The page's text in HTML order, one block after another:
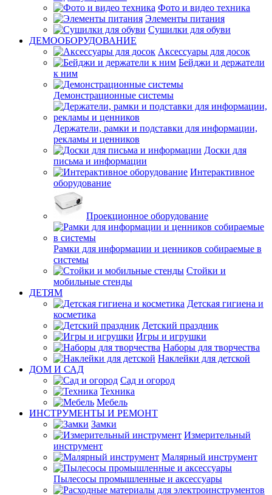
Фото и видео техника
Элементы питания
Сушилки для обуви
ДЕМООБОРУДОВАНИЕ
Аксессуары для досок
Бейджи и держатели
к ним
Демонстрационные системы
Держатели, рамки и подставки для информации,
рекламы и ценников
Доски для
письма и информации
Интерактивное
оборудование
Проекционное оборудование
Рамки для информации и ценников собираемые в
системы
Стойки и
мобильные стенды
ДЕТЯМ
Детская гигиена и
косметика
Детский праздник
Игры и игрушки
Наборы для творчества
Наклейки для детской
ДОМ И САД
Сад и огород
Техника
Мебель
ИНСТРУМЕНТЫ И РЕМОНТ
Замки
Измерительный
инструмент
Малярный инструмент
Пылесосы промышленные и аксессуары